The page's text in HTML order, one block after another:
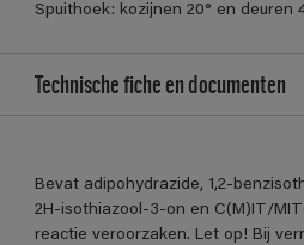
Spuithoek: kozijnen 20° en deuren
Technische fiche en documenten
Bevat adipohydrazide, 1,2-
2H-isothiazool-3-on en C(M)IT/
reactie veroorzaken. Let op! Bij